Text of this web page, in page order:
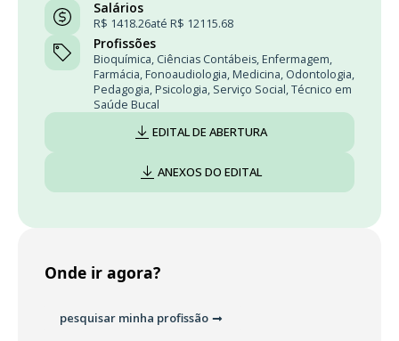
Salários
R$ 1418.26até R$ 12115.68
Profissões
Bioquímica, Ciências Contábeis, Enfermagem,
Farmácia, Fonoaudiologia, Medicina, Odontologia,
Pedagogia, Psicologia, Serviço Social,Técnico em
Saúde Bucal
EDITAL DE ABERTURA
ANEXOS DO EDITAL
Onde ir agora?
pesquisar minha profissão